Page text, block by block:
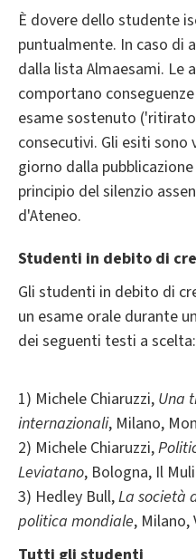
È dovere dello studente
puntualmente. In caso di
dalla lista Almaesami. Le
comportano
esame sostenuto
consecutivi. Gli esiti
giorno dalla
principio del silenzio
d'Ateneo.
Studenti in debito di
Gli studenti in debito di
un esame orale durante
dei seguenti testi a scelta:
1) Michele Chiaruzzi, Una
internazionali, Milano,
2) Michele Chiaruzzi,
Leviatano, Bologna, Il
3) Hedley Bull,La società
politica mondiale, Milano,